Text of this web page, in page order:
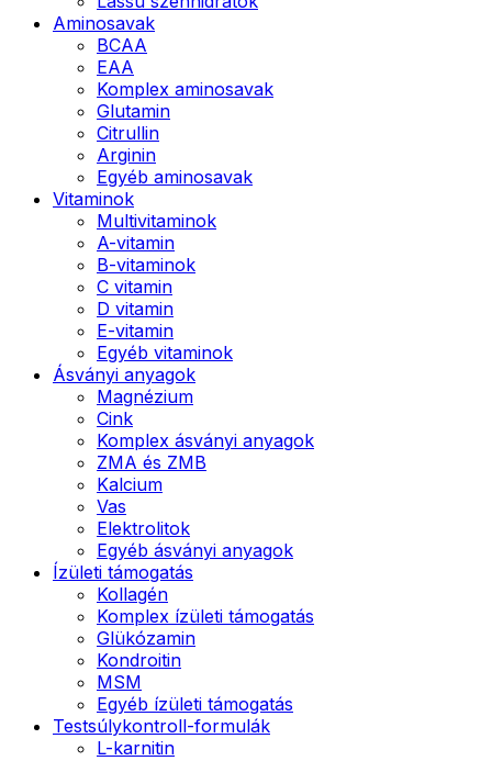
Aminosavak
BCAA
EAA
Komplex aminosavak
Glutamin
Citrullin
Arginin
Egyéb aminosavak
Vitaminok
Multivitaminok
A-vitamin
B-vitaminok
C vitamin
D vitamin
E-vitamin
Egyéb vitaminok
Ásványi anyagok
Magnézium
Cink
Komplex ásványi anyagok
ZMA és ZMB
Kalcium
Vas
Elektrolitok
Egyéb ásványi anyagok
Ízületi támogatás
Kollagén
Komplex ízületi támogatás
Glükózamin
Kondroitin
MSM
Egyéb ízületi támogatás
Testsúlykontroll-formulák
L-karnitin